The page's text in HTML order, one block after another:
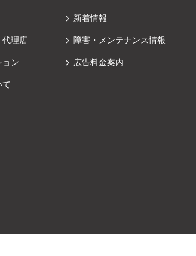
代理店
ョン
新着情報
障害・メンテナンス情報
広告料金案内